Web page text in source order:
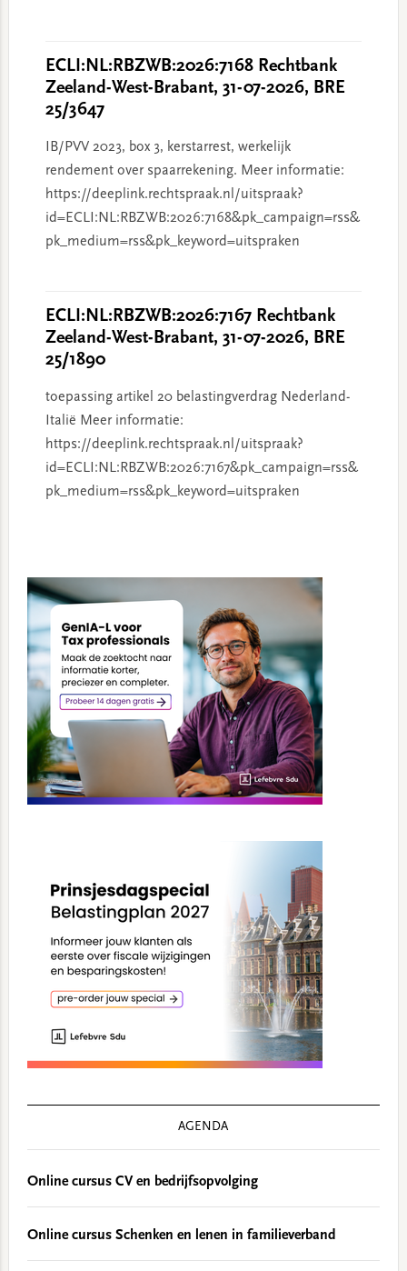
ECLI:NL:RBZWB:2026:7168 Rechtbank
Zeeland-West-Brabant, 31-07-2026, BRE
25/3647
IB/PVV 2023, box 3, kerstarrest, werkelijk
rendement over spaarrekening. Meer informatie:
https://deeplink.rechtspraak.nl/uitspraak?
id=ECLI:NL:RBZWB:2026:7168&pk_campaign=rss&
pk_medium=rss&pk_keyword=uitspraken
ECLI:NL:RBZWB:2026:7167 Rechtbank
Zeeland-West-Brabant, 31-07-2026, BRE
25/1890
toepassing artikel 20 belastingverdrag Nederland-
Italië Meer informatie:
https://deeplink.rechtspraak.nl/uitspraak?
id=ECLI:NL:RBZWB:2026:7167&pk_campaign=rss&
pk_medium=rss&pk_keyword=uitspraken
Sidebar
AGENDA
Online cursus CV en bedrijfsopvolging
Online cursus Schenken en lenen in familieverband